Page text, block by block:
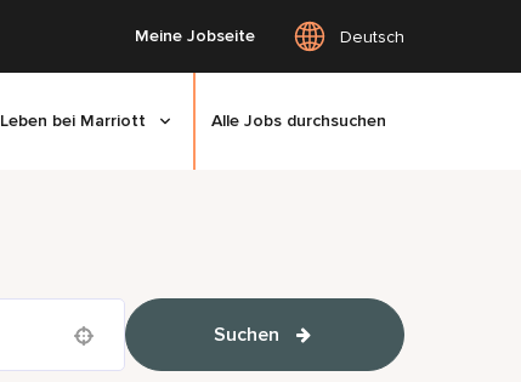
Meine Jobseite Deutsch
Leben bei Marriott Alle Jobs durchsuchen
Suchen